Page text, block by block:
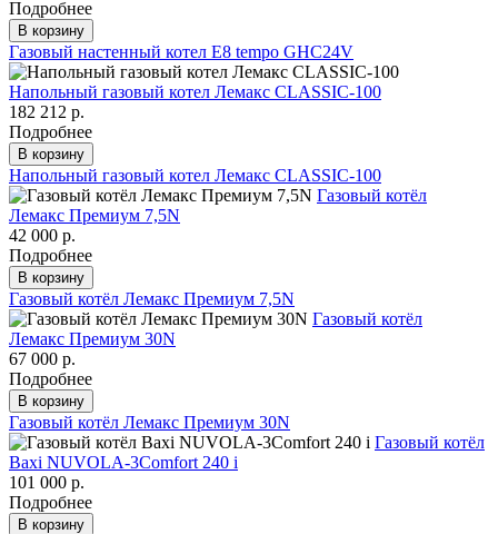
Подробнее
В корзину
Газовый настенный котел E8 tempo GHC24V
Напольный газовый котел Лемакс CLASSIC-100
182 212 р.
Подробнее
В корзину
Напольный газовый котел Лемакс CLASSIC-100
Газовый котёл
Лемакс Премиум 7,5N
42 000 р.
Подробнее
В корзину
Газовый котёл Лемакс Премиум 7,5N
Газовый котёл
Лемакс Премиум 30N
67 000 р.
Подробнее
В корзину
Газовый котёл Лемакс Премиум 30N
Газовый котёл
Baxi NUVOLA-3Comfort 240 i
101 000 р.
Подробнее
В корзину